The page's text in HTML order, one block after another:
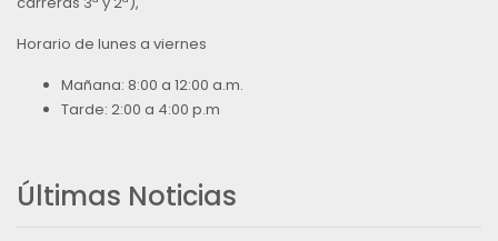
Horario de lunes a viernes
Mañana: 8:00 a 12:00 a.m.
Tarde: 2:00 a 4:00 p.m
Últimas Noticias